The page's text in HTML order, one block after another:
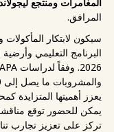
المرافق.
يعزز أهميتها المتزايدة
يمكن للحضور توقع
تركز على تعزيز تجارب